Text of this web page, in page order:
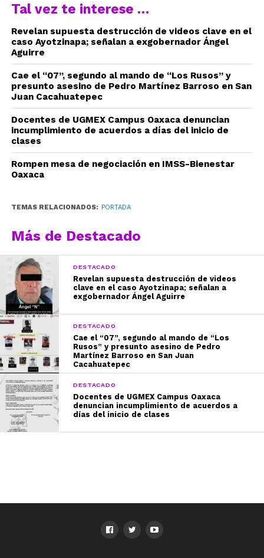
Tal vez te interese …
Revelan supuesta destrucción de videos clave en el
caso Ayotzinapa; señalan a exgobernador Ángel
Aguirre
Cae el “07”, segundo al mando de “Los Rusos” y
presunto asesino de Pedro Martínez Barroso en San
Juan Cacahuatepec
Docentes de UGMEX Campus Oaxaca denuncian
incumplimiento de acuerdos a días del inicio de
clases
Rompen mesa de negociación en IMSS-Bienestar
Oaxaca
TEMAS RELACIONADOS: PORTADA
Más de Destacado
DESTACADO
Revelan supuesta destrucción de videos
clave en el caso Ayotzinapa; señalan a
exgobernador Ángel Aguirre
DESTACADO
Cae el “07”, segundo al mando de “Los
Rusos” y presunto asesino de Pedro
Martínez Barroso en San Juan
Cacahuatepec
DESTACADO
Docentes de UGMEX Campus Oaxaca
denuncian incumplimiento de acuerdos a
días del inicio de clases